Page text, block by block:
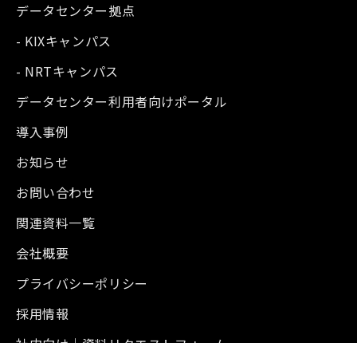
データセンター拠点
- KIXキャンパス
- NRTキャンパス
データセンター利用者向けポータル
導入事例
お知らせ
お問い合わせ
関連資料一覧
会社概要
プライバシーポリシー
採用情報